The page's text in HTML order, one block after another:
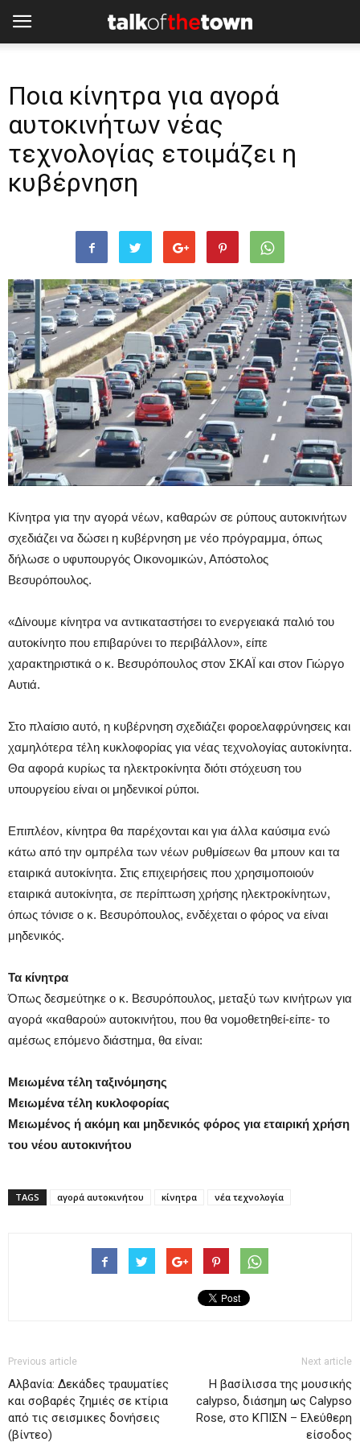
Ποια κίνητρα για αγορά
αυτοκινήτων νέας
τεχνολογίας ετοιμάζει η
κυβέρνηση
Κίνητρα για την αγορά νέων, καθαρών σε ρύπους αυτοκινήτων
σχεδιάζει να δώσει η κυβέρνηση με νέο πρόγραμμα, όπως
δήλωσε ο υφυπουργός Οικονομικών, Απόστολος
Βεσυρόπουλος.
«Δίνουμε κίνητρα να αντικαταστήσει το ενεργειακά παλιό του
αυτοκίνητο που επιβαρύνει το περιβάλλον», είπε
χαρακτηριστικά ο κ. Βεσυρόπουλος στον ΣΚΑΪ και στον Γιώργο
Αυτιά.
Στο πλαίσιο αυτό, η κυβέρνηση σχεδιάζει φοροελαφρύνησεις και
χαμηλότερα τέλη κυκλοφορίας για νέας τεχνολογίας αυτοκίνητα.
Θα αφορά κυρίως τα ηλεκτροκίνητα διότι στόχευση του
υπουργείου είναι οι μηδενικοί ρύποι.
Επιπλέον, κίνητρα θα παρέχονται και για άλλα καύσιμα ενώ
κάτω από την ομπρέλα των νέων ρυθμίσεων θα μπουν και τα
εταιρικά αυτοκίνητα. Στις επιχειρήσεις που χρησιμοποιούν
εταιρικά αυτοκίνητα, σε περίπτωση χρήσης ηλεκτροκίνητων,
όπως τόνισε ο κ. Βεσυρόπουλος, ενδέχεται ο φόρος να είναι
μηδενικός.
Τα κίνητρα
Όπως δεσμεύτηκε ο κ. Βεσυρόπουλος, μεταξύ των κινήτρων για
αγορά «καθαρού» αυτοκινήτου, που θα νομοθετηθεί-είπε- το
αμέσως επόμενο διάστημα, θα είναι:
Μειωμένα τέλη ταξινόμησης
Μειωμένα τέλη κυκλοφορίας
Μειωμένος ή ακόμη και μηδενικός φόρος για εταιρική χρήση
του νέου αυτοκινήτου
TAGS αγορά αυτοκινήτου κίνητρα νέα τεχνολογία
Previous article
Αλβανία: Δεκάδες τραυματίες
και σοβαρές ζημιές σε κτίρια
από τις σεισμικες δονήσεις
(βίντεο)
Next article
Η βασίλισσα της μουσικής
calypso, διάσημη ως Calypso
Rose, στο ΚΠΙΣΝ – Ελεύθερη
είσοδος